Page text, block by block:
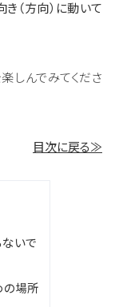
き（方向）に動いて
しんでみてくださ
目次に戻る≫
いで
場所